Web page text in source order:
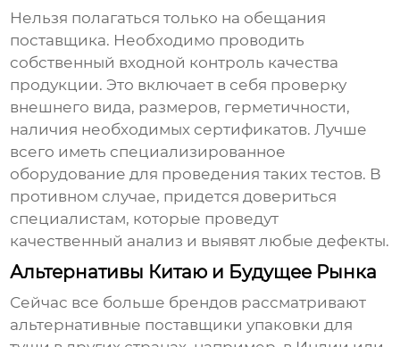
Нельзя полагаться только на обещания
поставщика. Необходимо проводить
собственный входной контроль качества
продукции. Это включает в себя проверку
внешнего вида, размеров, герметичности,
наличия необходимых сертификатов. Лучше
всего иметь специализированное
оборудование для проведения таких тестов. В
противном случае, придется довериться
специалистам, которые проведут
качественный анализ и выявят любые дефекты.
Альтернативы Китаю и Будущее Рынка
Сейчас все больше брендов рассматривают
альтернативные поставщикиупаковки для